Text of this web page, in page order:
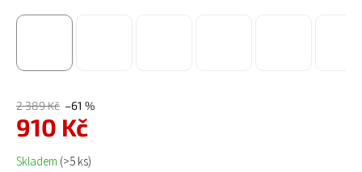
2 389 Kč –61 %
910 Kč
Měrná cena:
Skladem (>5 ks)